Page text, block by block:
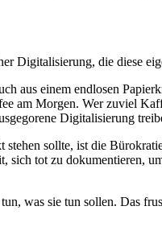
Digitalisierung, die diese
aus einem endlosen
am Morgen. Wer zuviel
Digitalisierung
sollte, ist die
tot zu dokumentieren,
was sie tun sollen. Das